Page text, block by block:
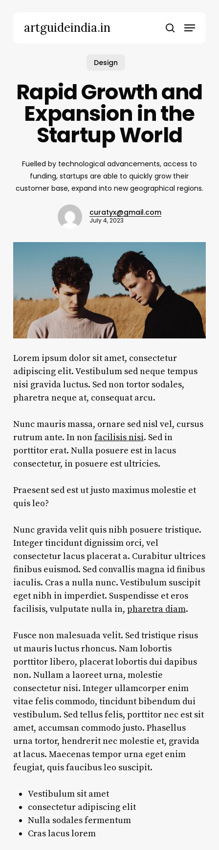
artguideindia.in search
Menu
Design
Rapid Growth and
Expansion in the
Startup World
Fuelled by technological advancements, access to
funding, startups are able to quickly grow their
customer base, expand into new geographical regions.
curatyx@gmail.com
July 4, 2023
Lorem ipsum dolor sit amet, consectetur
adipiscing elit. Vestibulum sed neque tempus
nisi gravida luctus. Sed non tortor sodales,
pharetra neque at, consequat arcu.
Nunc mauris massa, ornare sed nisl vel, cursus
rutrum ante. In nonfacilisis nisi. Sed in
porttitor erat. Nulla posuere est in lacus
consectetur, in posuere est ultricies.
Praesent sed est ut justo maximus molestie et
quis leo?
Nunc gravida velit quis nibh posuere tristique.
Integer tincidunt dignissim orci, vel
consectetur lacus placerat a. Curabitur ultrices
finibus euismod. Sed convallis magna id finibus
iaculis. Cras a nulla nunc. Vestibulum suscipit
eget nibh in imperdiet. Suspendisse et eros
facilisis, vulputate nulla in, pharetra diam.
Fusce non malesuada velit. Sed tristique risus
ut mauris luctus rhoncus. Nam lobortis
porttitor libero, placerat lobortis dui dapibus
non. Nullam a laoreet urna, molestie
consectetur nisi. Integer ullamcorper enim
vitae felis commodo, tincidunt bibendum dui
vestibulum. Sed tellus felis, porttitor nec est sit
amet, accumsan commodo justo. Phasellus
urna tortor, hendrerit nec molestie et, gravida
at lacus. Maecenas tempor urna eget enim
feugiat, quis faucibus leo suscipit.
Vestibulum sit amet
consectetur adipiscing elit
Nulla sodales fermentum
Cras lacus lorem